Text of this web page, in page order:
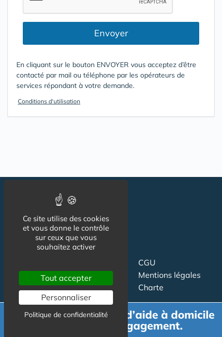
Envoyer
En cliquant sur le bouton ENVOYER vous acceptez d’être
contacté par mail ou téléphone par les opérateurs de
services répondant à votre demande.
Conditions d'utilisation
CGU
Mentions légales
Charte
Contact
Newsletter
Proposer un article
Relation presse
Demande de devis d’aide à domicile
gratuit et sans engagement.
Ce site utilise des cookies
et vous donne le contrôle
sur ceux que vous
souhaitez activer
Tout accepter
Personnaliser
Politique de confidentialité